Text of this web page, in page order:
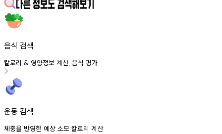
음식 검색
칼로리 & 영양정보 계산, 음식 평가
운동 검색
체중을 반영한 예상 소모 칼로리 계산